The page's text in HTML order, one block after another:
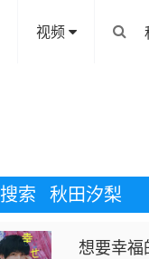
视频
搜索 秋田汐梨
想要幸福